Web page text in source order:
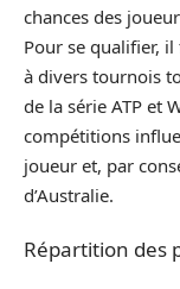
chances des
Pour se qualifier,
à divers tournois
de la série ATP et
compétitions
joueur et, par
d’Australie.
Répartition des